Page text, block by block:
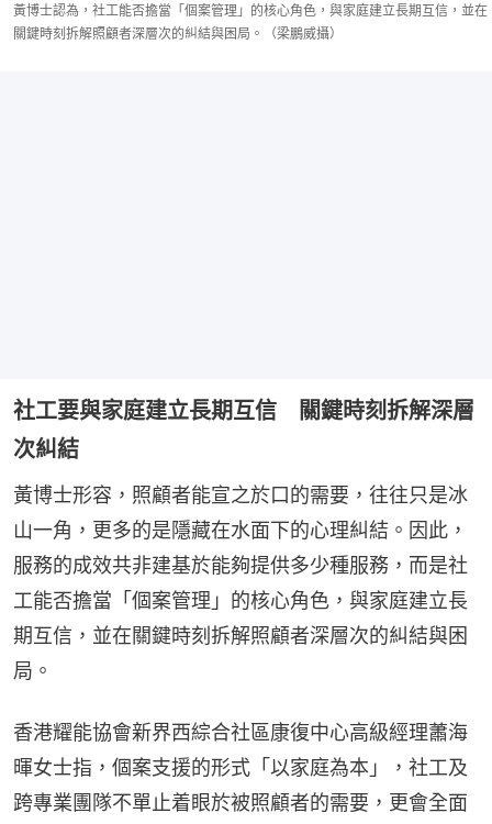
黃博士認為，社工能否擔當「個案管理」的核心角色，與家庭建立長期互信，並在
關鍵時刻拆解照顧者深層次的糾結與困局。（梁鵬威攝）
社工要與家庭建立長期互信 關鍵時刻拆解深層
次糾結
黃博士形容，照顧者能宣之於口的需要，往往只是冰
山一角，更多的是隱藏在水面下的心理糾結。因此，
服務的成效共非建基於能夠提供多少種服務，而是社
工能否擔當「個案管理」的核心角色，與家庭建立長
期互信，並在關鍵時刻拆解照顧者深層次的糾結與困
局。
香港耀能協會新界西綜合社區康復中心高級經理蕭海
暉女士指，個案支援的形式「以家庭為本」，社工及
跨專業團隊不單止着眼於被照顧者的需要，更會全面